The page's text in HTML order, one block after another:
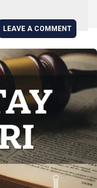
LEAVE A COMMENT